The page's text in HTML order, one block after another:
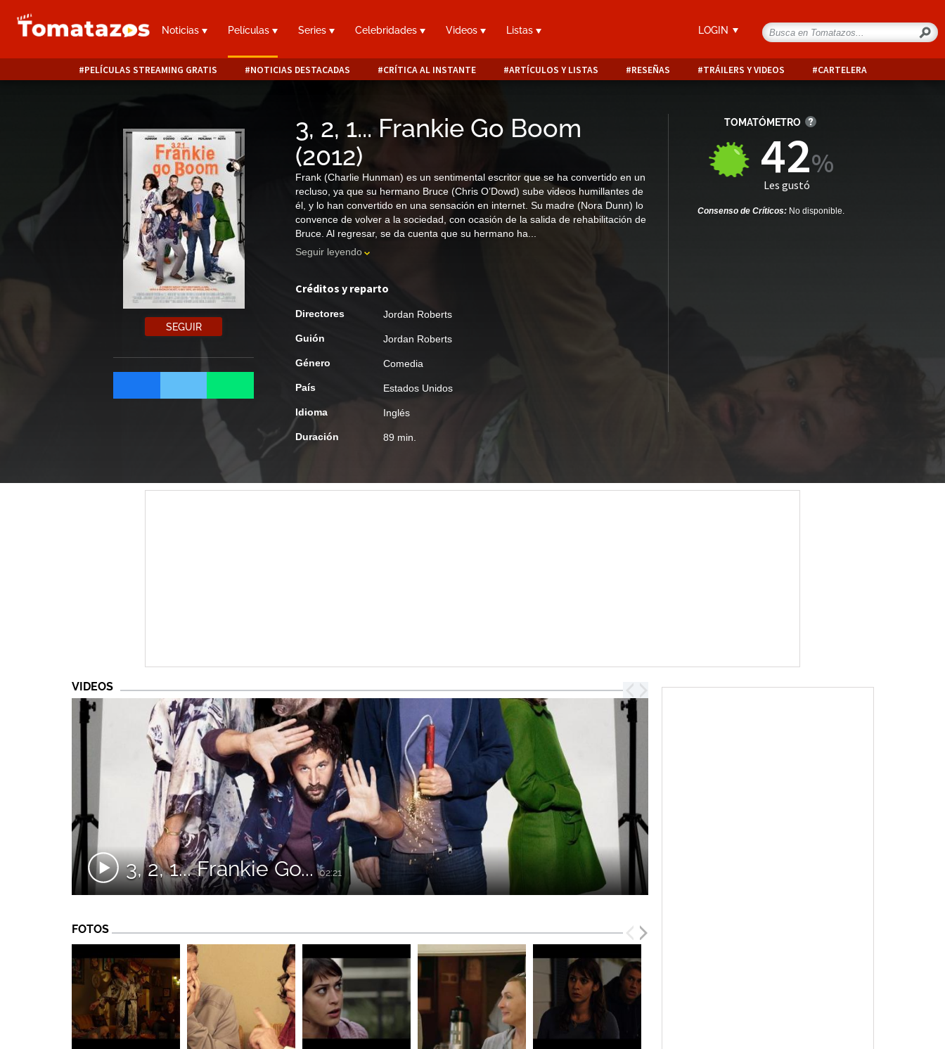
Noticias Películas Series Celebridades Videos Listas LOGIN
PELÍCULAS STREAMING GRATIS NOTICIAS DESTACADAS CRÍTICA AL INSTANTE ARTÍCULOS Y LISTAS RESEÑAS TRÁILERS Y VIDEOS CARTELERA
SEGUIR
3, 2, 1... Frankie Go Boom
(2012)
Frank (Charlie Hunman) es un sentimental escritor que se ha convertido en un
recluso, ya que su hermano Bruce (Chris O’Dowd) sube videos humillantes de
él, y lo han convertido en una sensación en internet. Su madre (Nora Dunn) lo
convence de volver a la sociedad, con ocasión de la salida de rehabilitación de
Bruce. Al regresar, se da cuenta que su hermano ha...
Seguir leyendo
Créditos y reparto
Directores Jordan Roberts
Guión Jordan Roberts
Género Comedia
País Estados Unidos
Idioma Inglés
Duración 89 min.
TOMATÓMETRO
42
Les gustó
Consenso de Críticos: No disponible.
VIDEOS
3, 2, 1... Frankie Go...02:21
FOTOS